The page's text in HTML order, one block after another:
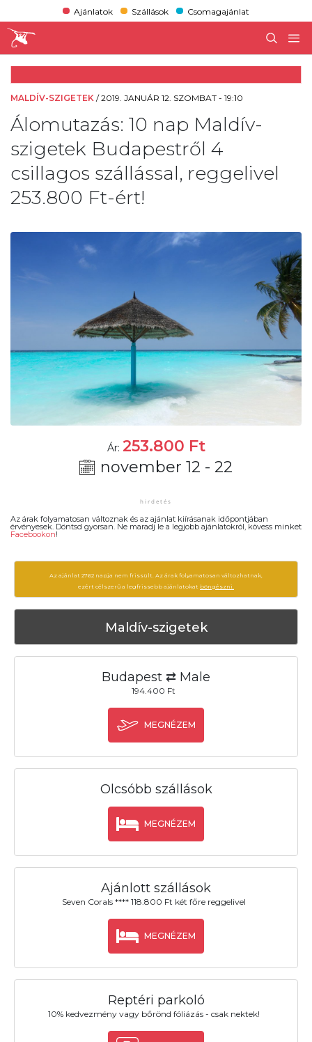
Ajánlatok Szállások Csomagajánlat
MALDÍV-SZIGETEK /2019. JANUÁR 12. SZOMBAT - 19:10
Álomutazás: 10 nap Maldív-
szigetek Budapestről 4
csillagos szállással, reggelivel
253.800 Ft-ért!
Ár: 253.800 Ft
november 12 - 22
Az árak folyamatosan változnak és az ajánlat kiírásanak időpontjában
érvényesek. Döntsd gyorsan. Ne maradj le a legjobb ajánlatokról, kövess minket
Facebookon!
Az ajánlat 2762 napja nem frissült. Az árak folyamatosan változhatnak,
ezért célszerű a legfrissebb ajánlatokat böngészni.
Maldív-szigetek
Budapest ⇄ Male
194.400 Ft
MEGNÉZEM
Olcsóbb szállások
MEGNÉZEM
Ajánlott szállások
Seven Corals **** 118.800 Ft két főre reggelivel
MEGNÉZEM
Reptéri parkoló
10% kedvezmény vagy bőrönd fóliázás - csak nektek!